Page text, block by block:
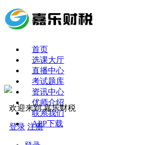
首页
选课大厅
直播中心
考试题库
资讯中心
优师介绍
联系我们
APP下载
欢迎来到 嘉乐财税
登录 注册